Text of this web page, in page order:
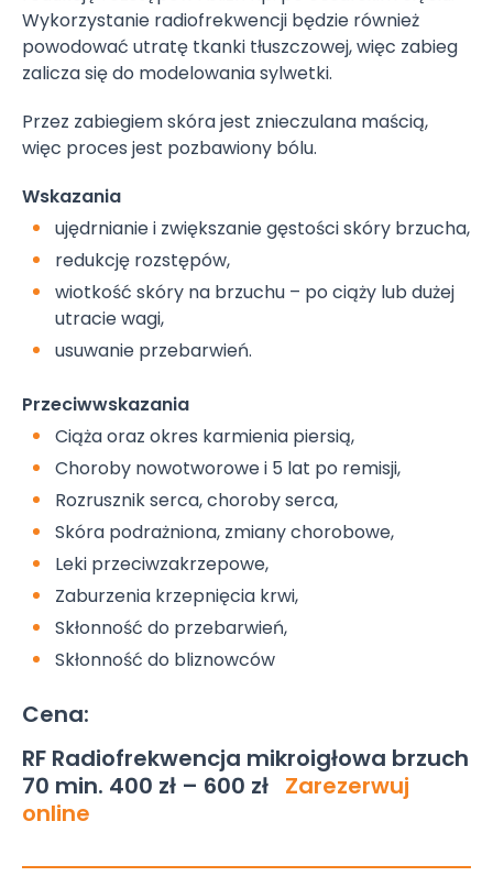
Wykorzystanie radiofrekwencji będzie również
powodować utratę tkanki tłuszczowej, więc zabieg
zalicza się do modelowania sylwetki.
Przez zabiegiem skóra jest znieczulana maścią,
więc proces jest pozbawiony bólu.
Wskazania
ujędrnianie i zwiększanie gęstości skóry brzucha,
redukcję rozstępów,
wiotkość skóry na brzuchu – po ciąży lub dużej
utracie wagi,
usuwanie przebarwień.
Przeciwwskazania
Ciąża oraz okres karmienia piersią,
Choroby nowotworowe i 5 lat po remisji,
Rozrusznik serca, choroby serca,
Skóra podrażniona, zmiany chorobowe,
Leki przeciwzakrzepowe,
Zaburzenia krzepnięcia krwi,
Skłonność do przebarwień,
Skłonność do bliznowców
Cena:
RF Radiofrekwencja mikroigłowa brzuch
70 min. 400 zł – 600 zł Zarezerwuj
online